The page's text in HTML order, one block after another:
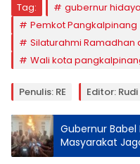
Tag:
gubernur
Pemkot Pangkalpinang
Silaturahmi Ramadhan
Wali kota
Penulis: RE Editor: Rudi
Gubernur Babel
Masyarakat
Perdamaian di